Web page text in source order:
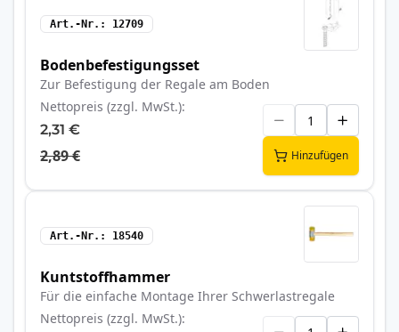
Art.-Nr. 12709
Bodenbefestigungsset
Zur Befestigung der Regale am Boden
Nettopreis (zzgl. MwSt.)
2,31 €
2,89 € Hinzufügen
Art.-Nr. 18540
Kuntstoffhammer
Für die einfache Montage Ihrer Schwerlastregale
Nettopreis (zzgl. MwSt.)